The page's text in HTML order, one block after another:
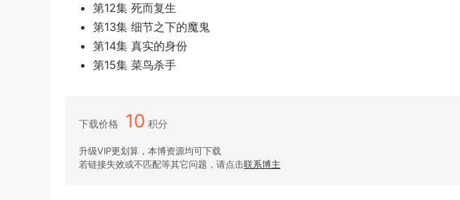
第12集 死而复生
第13集 细节之下的魔鬼
第14集 真实的身份
第15集 菜鸟杀手
下载价格 10 积分
升级VIP更划算，本博资源均可下载
若链接失效或不匹配等其它问题，请点击联系博主